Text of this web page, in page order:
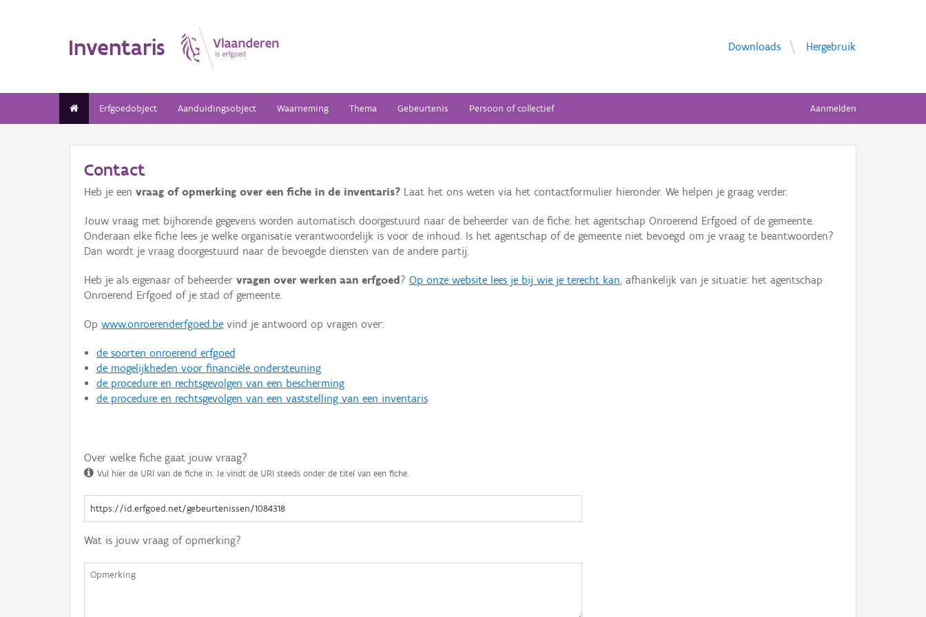
Inventaris Downloads Hergebruik
Erfgoedobject Aanduidingsobject Waarneming Thema Gebeurtenis Persoon of collectief Aanmelden
Contact
Heb je een vraag of opmerking over een fiche in de inventaris? Laat het ons weten via het contactformulier hieronder. We helpen je graag verder.
Jouw vraag met bijhorende gegevens worden automatisch doorgestuurd naar de beheerder van de fiche: het agentschap Onroerend Erfgoed of de gemeente.
Onderaan elke fiche lees je welke organisatie verantwoordelijk is voor de inhoud. Is het agentschap of de gemeente niet bevoegd om je vraag te beantwoorden?
Dan wordt je vraag doorgestuurd naar de bevoegde diensten van de andere partij.
Heb je als eigenaar of beheerder vragen over werken aan erfgoed ? Op onze website lees je bij wie je terecht kan, afhankelijk van je situatie: het agentschap
Onroerend Erfgoed of je stad of gemeente.
Op www.onroerenderfgoed.be vind je antwoord op vragen over:
de soorten onroerend erfgoed
de mogelijkheden voor financiële ondersteuning
de procedure en rechtsgevolgen van een bescherming
de procedure en rechtsgevolgen van een vaststelling van een inventaris
Over welke fiche gaat jouw vraag?
Vul hier de URI van de fiche in. Je vindt de URI steeds onder de titel van een fiche.
Wat is jouw vraag of opmerking?